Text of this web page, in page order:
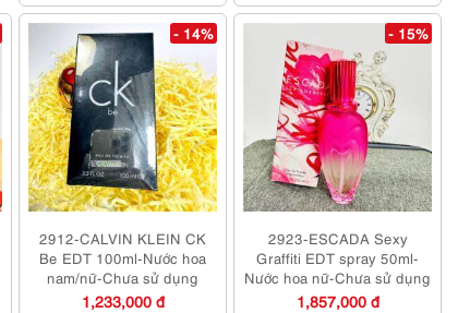
- 14%
2912-CALVIN KLEIN CK
Be EDT 100ml-Nước hoa
nam/nữ-Chưa sử dụng
1,233,000 đ
- 15%
2923-ESCADA Sexy
Graffiti EDT spray 50ml-
Nước hoa nữ-Chưa sử dụng
1,857,000 đ